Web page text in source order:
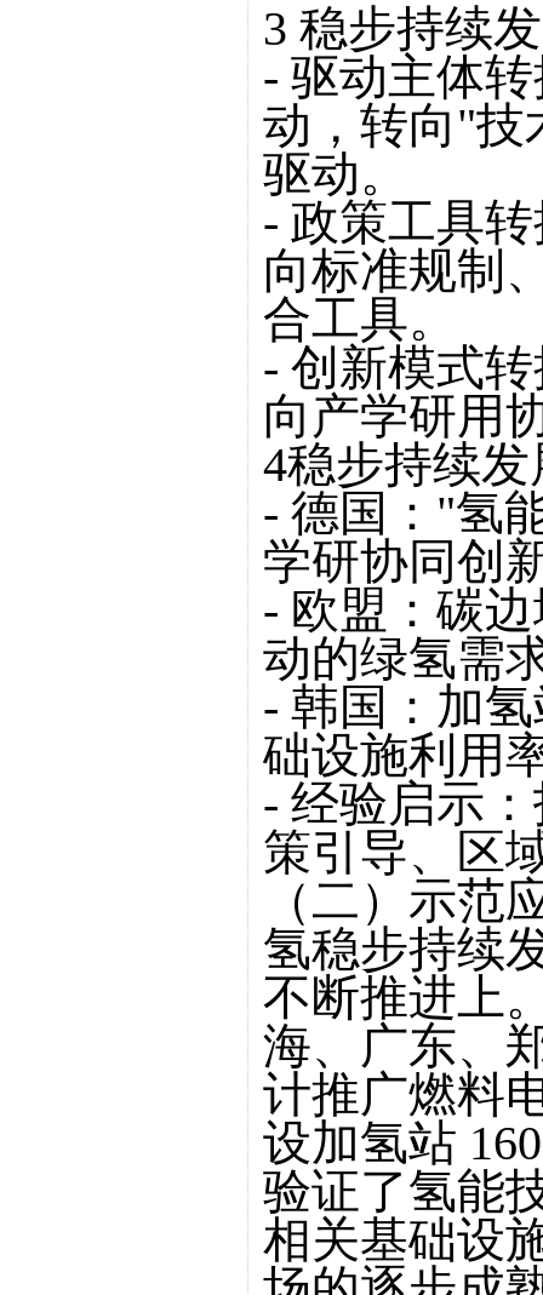
3 稳步持续
- 驱动主体
动，转向"技
驱动。
- 政策工具
向标准规制
合工具。
- 创新模式
向产学研用
4稳步持续
- 德国："氢
学研协同创
- 欧盟：碳
动的绿氢需
- 韩国：加
础设施利用
- 经验启示
策引导、区
（二）示范
氢稳步持续
不断推进上
海、广东、
计推广燃料
设加氢站
验证了氢能
相关基础设